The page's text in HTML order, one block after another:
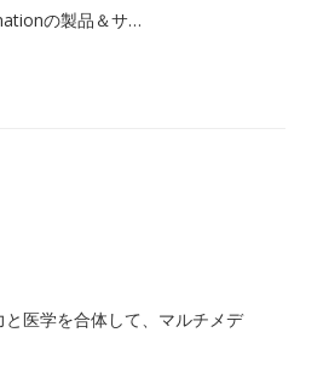
の製品＆サ…
医学を合体して、マルチメデ